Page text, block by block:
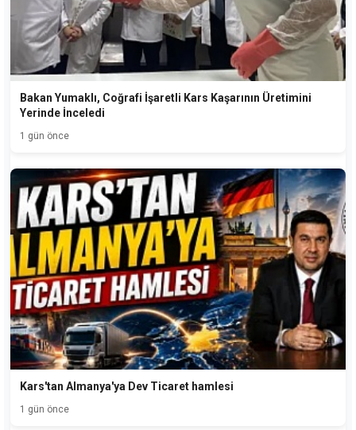
Bakan Yumaklı, Coğrafi İşaretli Kars Kaşarının Üretimini
Yerinde İnceledi
1 gün önce
Kars'tan Almanya'ya Dev Ticaret hamlesi
1 gün önce